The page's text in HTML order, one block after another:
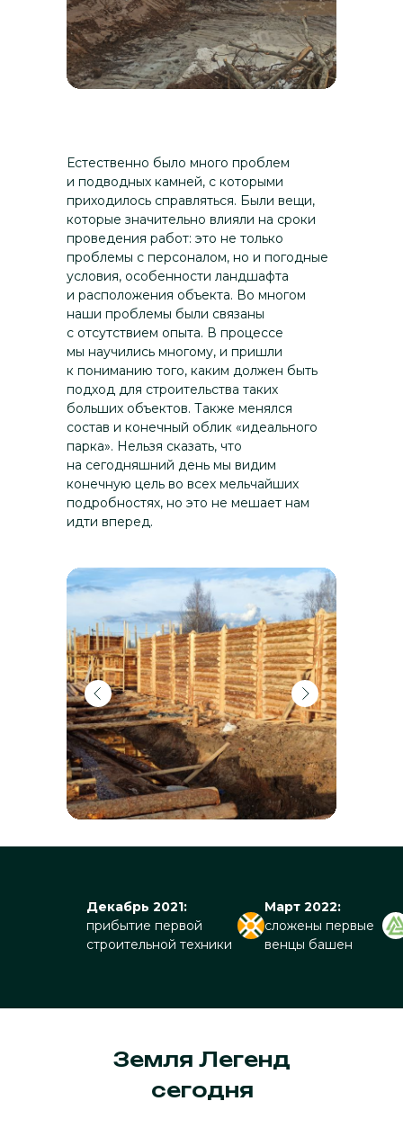
IX-X века
Новгород был основан
в конце IX века и стал
важным центром торговли
и культуры. Призвание
и становлению
Древнерусского государства.
XI век
В период с 1045 по 1050 годы
собор, символ власти
Новгородской республики.
Принятие христианства в IX—
X вв.еках оказало глубокое
влияние на культуру
и политику региона.
XII век
В 1136 году Новгород
провозгласил свою
независимость от Киевской
Руси, став
самоуправляющимся
центром. В это время между
новгородцами и киевскими
князьями происходили
постоянные конфликты
Новгород подвергся
нападению монголов в 1238
году, но смог сохранить свою
независимость. В 1240 году
защитив город. В XIV веке
был заключен союз с Литвой,
что укрепило позиции
Новгорода.
Естественно было много проблем
и подводных камней, с которыми
приходилось справляться. Были вещи,
которые значительно влияли на сроки
проведения работ: это не только
проблемы с персоналом, но и погодные
условия, особенности ландшафта
и расположения объекта. Во многом
наши проблемы были связаны
с отсутствием опыта. В процессе
мы научились многому, и пришли
к пониманию того, каким должен быть
подход для строительства таких
больших объектов. Также менялся
состав и конечный облик «идеального
парка». Нельзя сказать, что
на сегодняшний день мы видим
конечную цель во всех мельчайших
подробностях, но это не мешает нам
идти вперед.
Декабрь 2021:
прибытие первой
строительной техники
Март 2022:
сложены первые
венцы башен
Земля Легенд
сегодня